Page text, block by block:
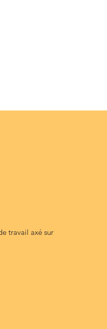
travail axé sur